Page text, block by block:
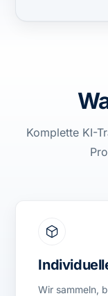
Komplette KI-
Wir sammeln,